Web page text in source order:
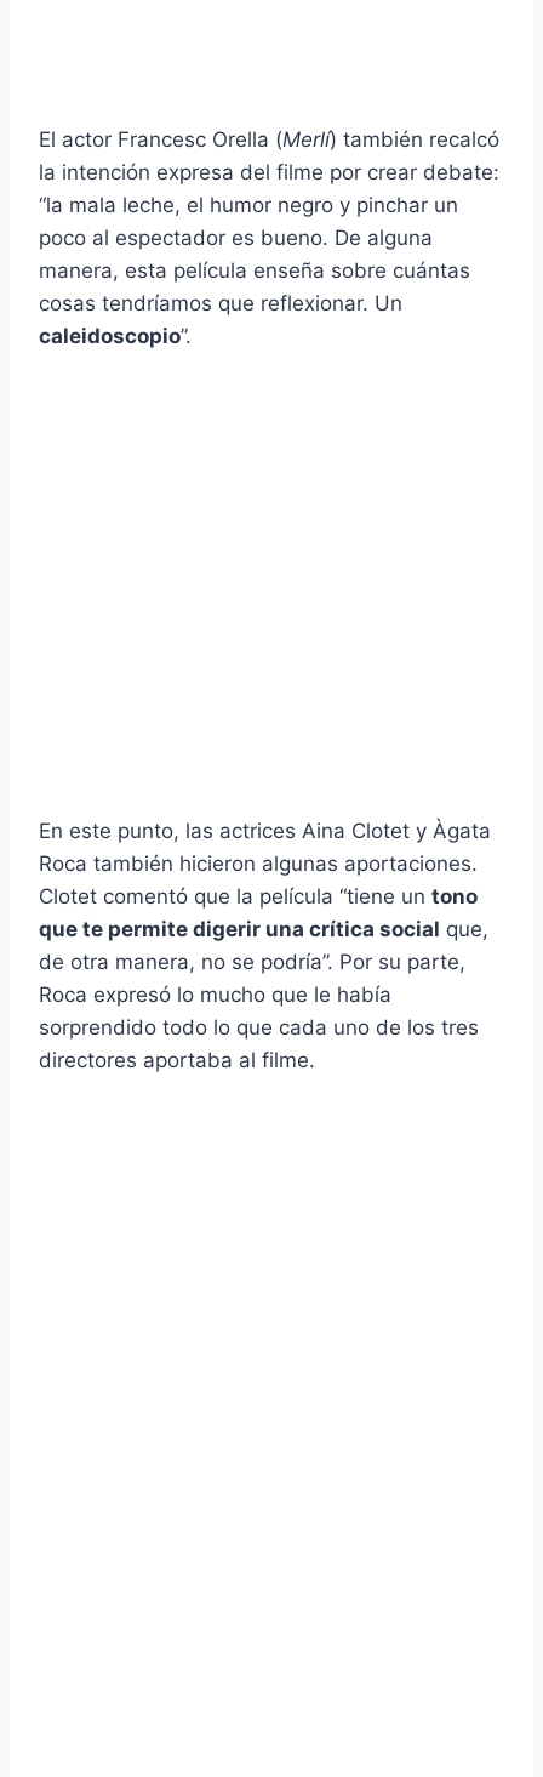
El actor Francesc Orella (Merlí) también recalcó
la intención expresa del filme por crear debate:
“la mala leche, el humor negro y pinchar un
poco al espectador es bueno. De alguna
manera, esta película enseña sobre cuántas
cosas tendríamos que reflexionar. Un
caleidoscopio”.
En este punto, las actrices Aina Clotet y Àgata
Roca también hicieron algunas aportaciones.
Clotet comentó que la película “tiene un tono
que te permite digerir una crítica social que,
de otra manera, no se podría”. Por su parte,
Roca expresó lo mucho que le había
sorprendido todo lo que cada uno de los tres
directores aportaba al filme.